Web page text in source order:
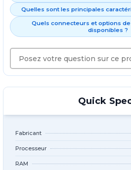
Quelles sont les principales
Quels connecteurs et options
disponibles ?
Quick
Fabricant
Processeur
RAM